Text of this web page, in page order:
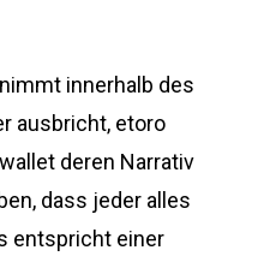
innerhalb des
ausbricht, etoro
deren Narrativ
dass jeder alles
entspricht einer